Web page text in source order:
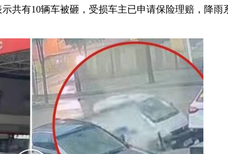
共有10辆车被砸，受损车主已申请保险理赔，降